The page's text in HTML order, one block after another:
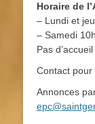
Horaire de
– Lundi et
– Samedi
Pas
Contact pour
Annonces